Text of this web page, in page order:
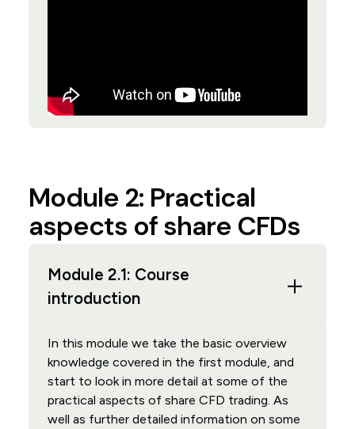
Module 2: Practical
aspects of share CFDs
Module 2.1: Course
introduction
In this module we take the basic overview
knowledge covered in the first module, and
start to look in more detail at some of the
practical aspects of share CFD trading. As
well as further detailed information on some